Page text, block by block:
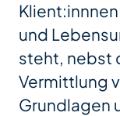
und
steht, nebst
Vermittlung
Grundlagen